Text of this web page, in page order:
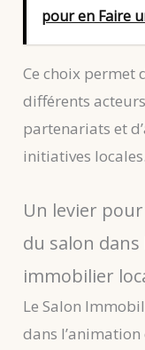
pour en Faire
Ce choix permet
différents
partenariats et
initiatives locales.
Un levier
du salon
immobilier
Le Salon
dans